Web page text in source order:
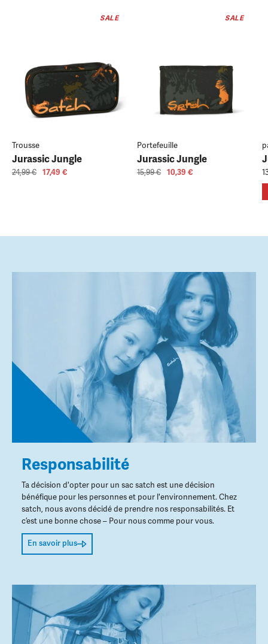
SALE
Trousse
Jurassic Jungle
24,99 € 17,49 €
SALE
Portefeuille
Jurassic Jungle
15,99 € 10,39 €
Responsabilité
Ta décision d'opter pour un sac satch est une décision
bénéfique pour les personnes et pour l'environnement. Chez
satch, nous avons décidé de prendre nos responsabilités. Et
c’est une bonne chose – Pour nous comme pour vous.
En savoir plus